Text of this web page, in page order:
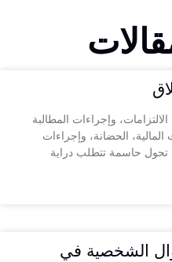
وإجراءات المطالبة
الحضانة، وإجراءات
تحول حاسمة تتطلب دراية
الشخصية في